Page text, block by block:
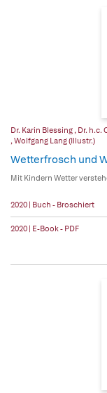
Dr. Karin Blessing , Dr. h.c.
,Wolfgang Lang (Illustr.)
Wetterfrosch und
Mit Kindern Wetter
2020 | Buch - Broschiert
2020 | E-Book - PDF